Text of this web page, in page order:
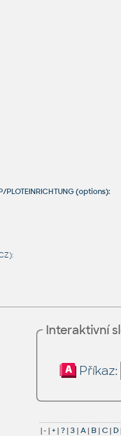
PLOTEINRICHTUNG (options):
Interaktivní
Příkaz:
|- |+|?|3 |A| B|C| D